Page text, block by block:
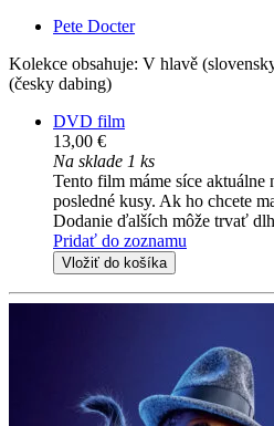
Pete Docter
Kolekce obsahuje: V hlavě
(česky dabing)
DVD film
13,00 €
Na sklade 1 ks
Tento film máme síce aktuálne
posledné kusy. Ak ho chcete
Dodanie ďalších môže trvať
Pridať do zoznamu
Vložiť do košíka